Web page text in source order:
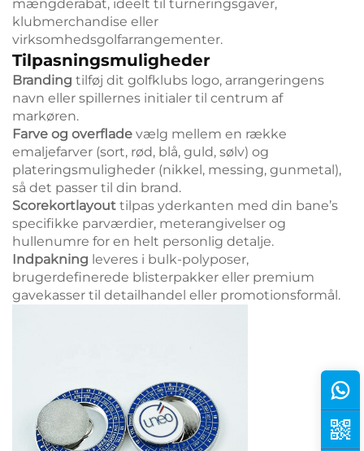
mængderabat, ideelt til turneringsgaver,
klubmerchandise eller
virksomhedsgolfarrangementer.
Tilpasningsmuligheder
Branding tilføj dit golfklubs logo, arrangeringens
navn eller spillernes initialer til centrum af
markøren.
Farve og overflade vælg mellem en række
emaljefarver (sort, rød, blå, guld, sølv) og
plateringsmuligheder (nikkel, messing, gunmetal),
så det passer til din brand.
Scorekortlayout tilpas yderkanten med din bane’s
specifikke parværdier, meterangivelser og
hullenumre for en helt personlig detalje.
Indpakning leveres i bulk-polyposer,
brugerdefinerede blisterpakker eller premium
gavekasser til detailhandel eller promotionsformål.